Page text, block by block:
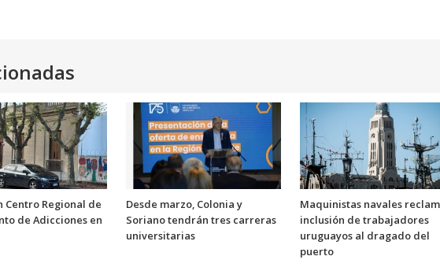
Centro Regional de
de Adicciones en
Desde marzo, Colonia y
Soriano tendrán tres carreras
universitarias
Maquinistas navales
inclusión de trabajadores
uruguayos al dragado del
puerto